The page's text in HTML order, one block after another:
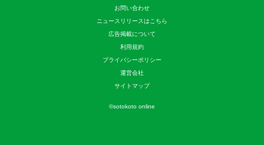
お問い合わせ
ニュースリリースはこちら
広告掲載について
利用規約
プライバシーポリシー
運営会社
サイトマップ
©sotokoto online